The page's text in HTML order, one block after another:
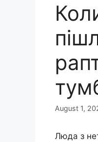
August 1,
Люда з